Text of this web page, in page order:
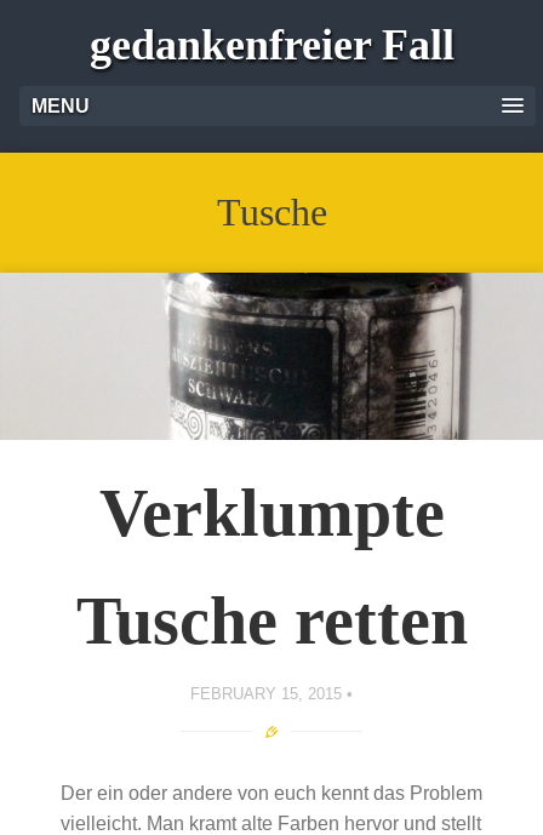
gedankenfreier Fall
MENU
Tusche
Verklumpte
Tusche retten
FEBRUARY 15, 2015
Der ein oder andere von euch kennt das Problem
vielleicht. Man kramt alte Farben hervor und stellt